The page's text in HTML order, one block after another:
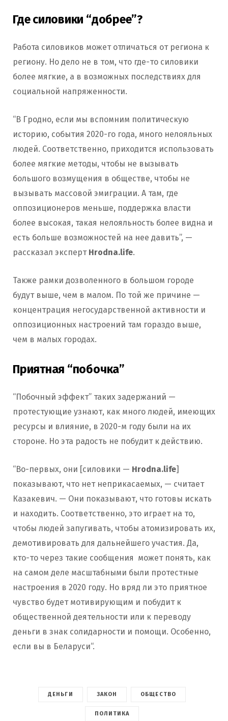
Где силовики “добрее”?
Работа силовиков может отличаться от региона к
региону. Но дело не в том, что где-то силовики
более мягкие, а в возможных последствиях для
социальной напряженности.
“В Гродно, если мы вспомним политическую
историю, события 2020-го года, много нелояльных
людей. Соответственно, приходится использовать
более мягкие методы, чтобы не вызывать
большого возмущения в обществе, чтобы не
вызывать массовой эмиграции. А там, где
оппозиционеров меньше, поддержка власти
более высокая, такая нелояльность более видна и
есть больше возможностей на нее давить”, —
рассказал эксперт Hrodna.life.
Также рамки дозволенного в большом городе
будут выше, чем в малом. По той же причине —
концентрация негосударственной активности и
оппозиционных настроений там гораздо выше,
чем в малых городах.
Приятная “побочка”
“Побочный эффект” таких задержаний —
протестующие узнают, как много людей, имеющих
ресурсы и влияние, в 2020-м году были на их
стороне. Но эта радость не побудит к действию.
“Во-первых, они [силовики — Hrodna.life]
показывают, что нет неприкасаемых, — считает
Казакевич. — Они показывают, что готовы искать
и находить. Соответственно, это играет на то,
чтобы людей запугивать, чтобы атомизировать их,
демотивировать для дальнейшего участия. Да,
кто-то через такие сообщения может понять, как
на самом деле масштабными были протестные
настроения в 2020 году. Но вряд ли это приятное
чувство будет мотивирующим и побудит к
общественной деятельности или к переводу
деньги в знак солидарности и помощи. Особенно,
если вы в Беларуси“.
ДЕНЬГИ ЗАКОН ОБЩЕСТВО
ПОЛИТИКА